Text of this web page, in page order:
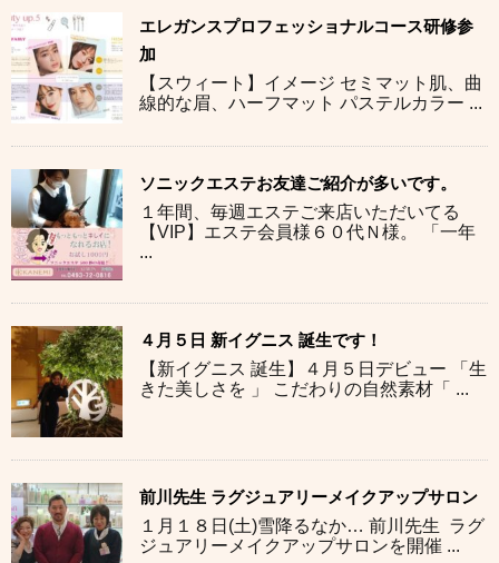
エレガンスプロフェッショナルコース研修参
加
【スウィート】イメージ セミマット肌、曲
線的な眉、ハーフマット パステルカラー ...
ソニックエステお友達ご紹介が多いです。
１年間、毎週エステご来店いただいてる
【VIP】エステ会員様６０代Ｎ様。 「一年
...
４月５日 新イグニス 誕生です！
【新イグニス 誕生】４月５日デビュー 「生
きた美しさを 」 こだわりの自然素材「 ...
前川先生 ラグジュアリーメイクアップサロン
１月１８日(土)雪降るなか… 前川先生 ラグ
ジュアリーメイクアップサロンを開催 ...